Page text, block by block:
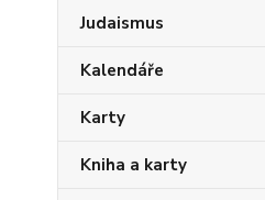
Judaismus
Kalendáře
Karty
Kniha a karty